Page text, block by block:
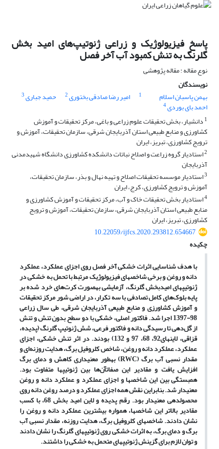
پاسخ فیزیولوژیک و زراعی ژنوتیپ‌های امید بخش
گلرنگ به تنش کمبود آب آخر فصل
نوع مقاله : مقاله پژوهشی
نویسندگان
بهمن پاسبان اسلام
1 امیر رضا صادقی بختوری2 حمید جباری3
احمد بای بوردی4
1 دانشیار، بخش تحقیقات علوم زراعی و باغی، مرکز تحقیقات و آموزش
کشاورزی و منابع طبیعی استان آذربایجان شرقی، سازمان تحقیقات، آموزش و
ترویج کشاورزی، تبریز، ایران
2استادیار گروه زراعت و اصلاح نباتات دانشکده کشاورزی دانشگاه شهیدمدنی
آذربایجان
3استادیار موسسه تحقیقات اصلاح و تهیه نهال و بذر، سازمان تحقیقات،
آموزش و ترویج کشاورزی، کرج، ایران
4استادیار بخش تحقیقات خاک و آب، مرکز تحقیقات و آموزش کشاورزی و
منابع طبیعی استان آذربایجان شرقی، سازمان تحقیقات، آموزش و ترویج
کشاورزی، تبریز، ایران
10.22059/ijfcs.2020.293812.654667
چکیده
با هدف شناسایی اثرات خشکی آخر فصل روی اجزای عملکرد، عملکرد
دانه و روغن و برخی شاخص­های فیزیولوژیک مرتبط با تحمل به خشکی در
ژنوتیپ­های امید­بخش گلرنگ، آزمایشی به­صورت کرت‌های خرد شده بر
پایه بلوک‌های کامل تصادفی با سه تکرار، در اراضی شور مرکز تحقیقات
و آموزش کشاورزی و منابع طبیعی آذربایجان شرقی، طی سال زراعی
98-1397 اجرا شد. فاکتور اصلی، خشکی با دو سطح بدون تنش و تنش
از گل‌دهی تا رسیدگی دانه و فاکتور فرعی، شش ژنوتیپ­ گلرنگ (پدیده،
قزاقی، لاین­های92، 68، 97 و 132) بودند. در اثر تنش خشکی، اجزای
عملکرد، عملکرد دانه و روغن، شاخص کلروفیل برگ، هدایت روزنه‌ای و
مقدار نسبی آب برگ (RWC) به­طور معنی­داری کاهش و دمای برگ
افزایش یافت و مقادیر این صفاتآن‌ها بین ژنوتیپ­ها متفاوت بود.
همبستگی­ بین این شاخص­ها و اجزای عملکرد و عملکرد دانه و روغن
معنی­دار شد. بنابراین نقش همه اجزای عملکرد و درصد روغن دانه روی
محصول­دهی معنی­دار بود. رقم پدیده و لاین امید بخش 68، با کسب
مقادیر بالاتر این شاخص­ها، همواره بیشترین عملکرد دانه و روغن را
نشان دادند. شاخص­های کلروفیل برگ، هدایت روزنه، مقدار نسبی آب
برگو دمای برگ، به اثرات خشکی روی ژنوتیپ­های گلرنگ را نشان دادند
و توان لازم برای گزینش ژنوتیپ­های متحمل به خشکی را داشتند.